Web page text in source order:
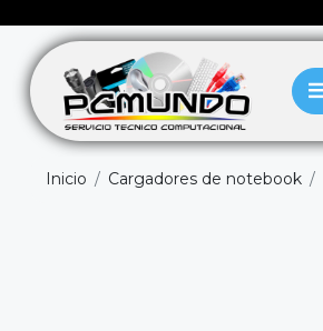
Inicio Cargadores de notebook